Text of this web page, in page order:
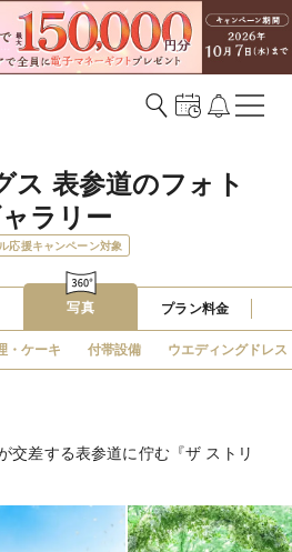
ス 表参道のフォト
ラリー
応援キャンペーン対象
写真 プラン料金
・ケーキ 付帯設備 ウエディングドレ
交差する表参道に佇む『ザ ストリ